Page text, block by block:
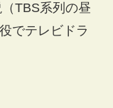
TBS系列の昼
でテレビドラ